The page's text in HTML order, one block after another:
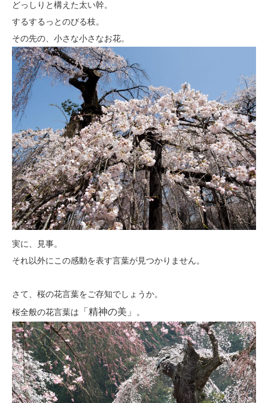
どっしりと構えた太い幹。
するするっとのびる枝。
その先の、小さな小さなお花。
実に、見事。
それ以外にこの感動を表す言葉が見つかりません。
さて、桜の花言葉をご存知でしょうか。
桜全般の花言葉は 「精神の美」 。